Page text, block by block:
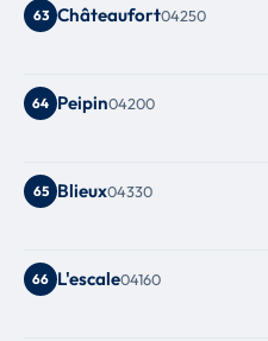
63 Châteaufort04250
64 Peipin04200
65 Blieux04330
66 L'escale04160